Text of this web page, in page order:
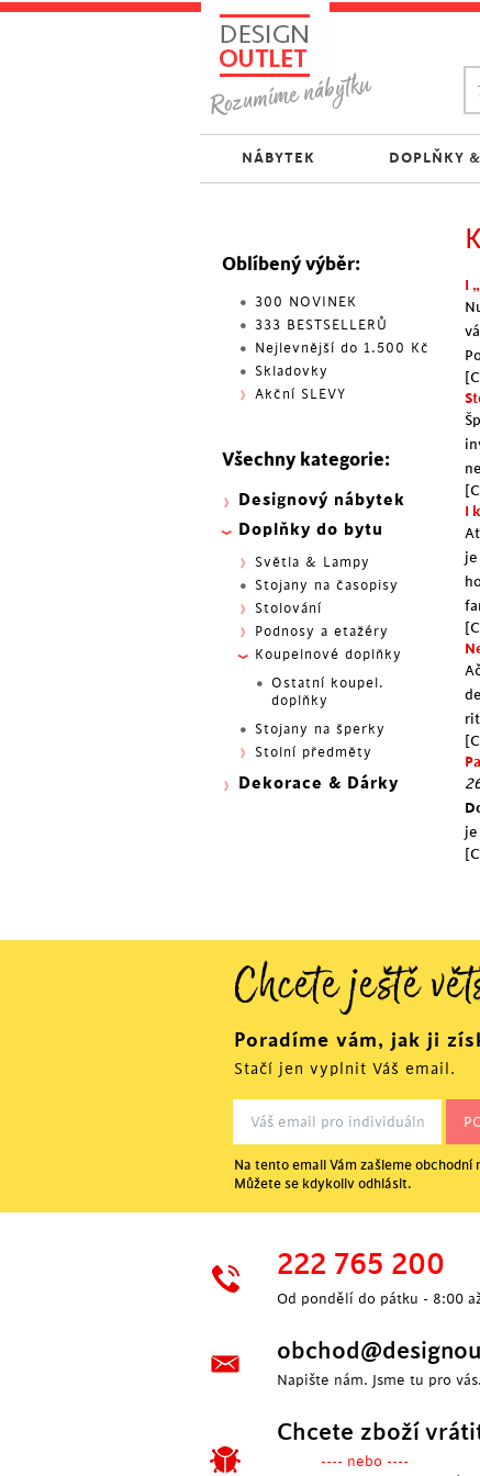
I
I
Oblíbený výběr:
300 NOVINEK
333 BESTSELLERŮ
Nejlevnější do 1.500 Kč
Skladovky
Akční SLEVY
Všechny kategorie:
Designový nábytek
Doplňky do bytu
Světla & Lampy
Stojany na časopisy
Stolování
Podnosy a etažéry
Koupelnové doplňky
Ostatní koupel.
doplňky
Stojany na šperky
Stolní předměty
Dekorace & Dárky
NÁBYTEK DOPLŇKY
Chcete ještě
Poradíme vám, jak ji
Stačí jen vyplnit Váš email.
Na tento email Vám zašleme
Můžete se kdykoliv odhlásit.
222 765 200
Od pondělí do pátku - 8:00
Napište nám. Jsme tu pro vás.
Chcete zboží
---- nebo ----